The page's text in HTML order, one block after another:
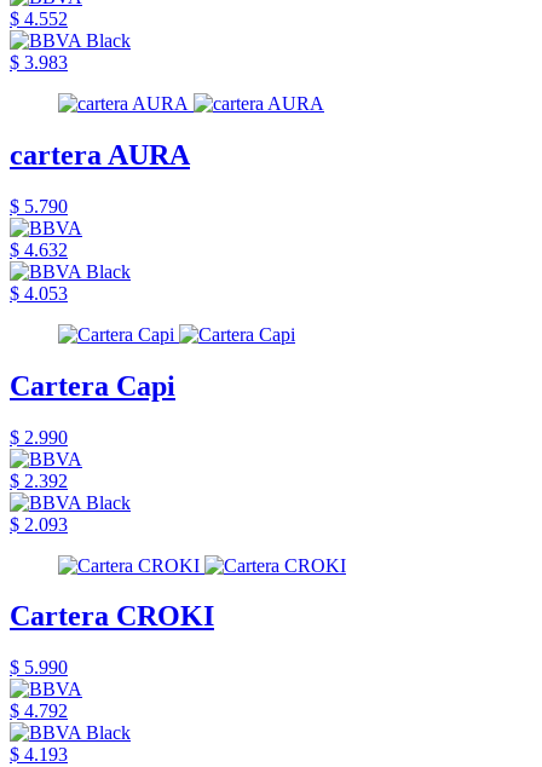
$ 4.552
$ 3.983
cartera AURA
$ 5.790
$ 4.632
$ 4.053
Cartera Capi
$ 2.990
$ 2.392
$ 2.093
Cartera CROKI
$ 5.990
$ 4.792
$ 4.193